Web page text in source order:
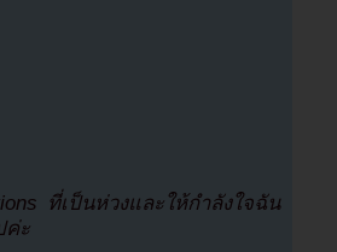
ที่เป็นห่วงและให้กำลังใจฉัน
ค่ะ